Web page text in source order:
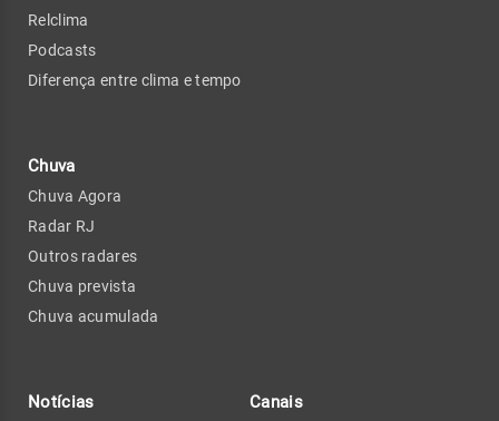
Relclima
Podcasts
Diferença entre clima e tempo
Chuva
Chuva Agora
Radar RJ
Outros radares
Chuva prevista
Chuva acumulada
Notícias Canais